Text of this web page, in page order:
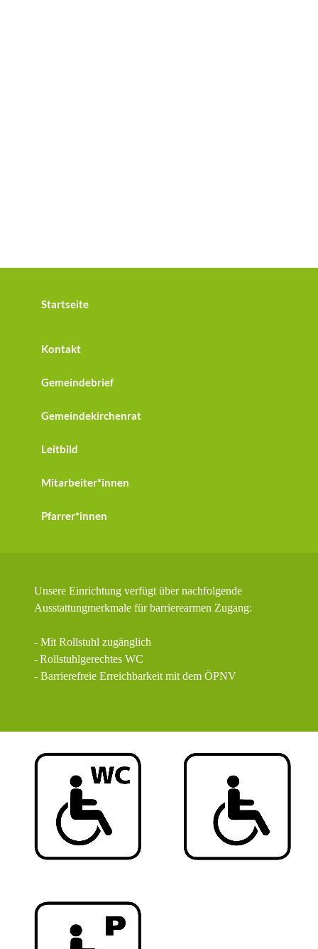
Startseite
Kontakt
Gemeindebrief
Gemeindekirchenrat
Leitbild
Mitarbeiter*innen
Pfarrer*innen
Unsere Einrichtung verfügt über nachfolgende
Ausstattungmerkmale für barrierearmen Zugang:
- Mit Rollstuhl zugänglich
-Rollstuhlgerechtes WC
- Barrierefreie Erreichbarkeit mit dem ÖPNV